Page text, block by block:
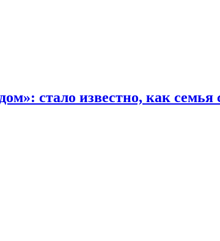
стало известно, как